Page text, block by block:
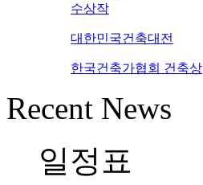
수상작
대한민국건축대전
한국건축가협회 건축상
Recent News
일정표